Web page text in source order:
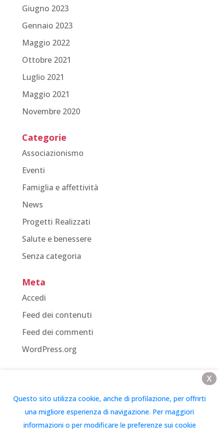
Giugno 2023
Gennaio 2023
Maggio 2022
Ottobre 2021
Luglio 2021
Maggio 2021
Novembre 2020
Categorie
Associazionismo
Eventi
Famiglia e affettività
News
Progetti Realizzati
Salute e benessere
Senza categoria
Meta
Accedi
Feed dei contenuti
Feed dei commenti
WordPress.org
Vivi Down OdV – Associazione Italiana per la Ricerca
Scientifica e per la Tutela della Persona con
Questo sito utilizza cookie, anche di profilazione, per offrirti
una migliore esperienza di navigazione. Per maggiori
informazioni o per modificare le preferenze sui cookie
X